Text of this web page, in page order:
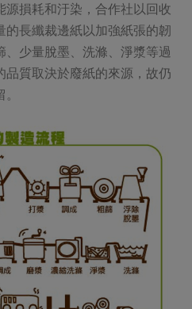
源損耗和汙染，合作社以回收
的長纖裁邊紙以加強紙張的韌
、少量脫墨、洗滌、淨漿等過
品質取決於廢紙的來源，故仍